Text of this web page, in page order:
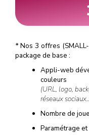
*Nos 3 offres
package de base :
Appli-web
couleurs
(URL, logo,
réseaux
Nombre de
Paramétrage